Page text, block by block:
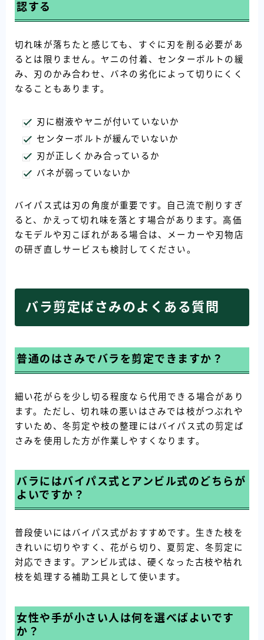
認する
切れ味が落ちたと感じても、すぐに刃を削る必要があ
るとは限りません。ヤニの付着、センターボルトの緩
み、刃のかみ合わせ、バネの劣化によって切りにくく
なることもあります。
刃に樹液やヤニが付いていないか
センターボルトが緩んでいないか
刃が正しくかみ合っているか
バネが弱っていないか
バイパス式は刃の角度が重要です。自己流で削りすぎ
ると、かえって切れ味を落とす場合があります。高価
なモデルや刃こぼれがある場合は、メーカーや刃物店
の研ぎ直しサービスも検討してください。
バラ剪定ばさみのよくある質問
普通のはさみでバラを剪定できますか？
細い花がらを少し切る程度なら代用できる場合があり
ます。ただし、切れ味の悪いはさみでは枝がつぶれや
すいため、冬剪定や枝の整理にはバイパス式の剪定ば
さみを使用した方が作業しやすくなります。
バラにはバイパス式とアンビル式のどちらが
よいですか？
普段使いにはバイパス式がおすすめです。生きた枝を
きれいに切りやすく、花がら切り、夏剪定、冬剪定に
対応できます。アンビル式は、硬くなった古枝や枯れ
枝を処理する補助工具として使います。
女性や手が小さい人は何を選べばよいです
か？